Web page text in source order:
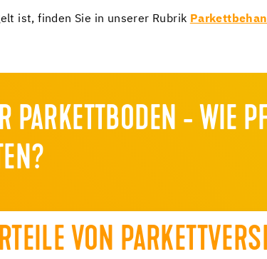
ist, finden Sie in unserer Rubrik
PARKETTBODEN - WIE
VON